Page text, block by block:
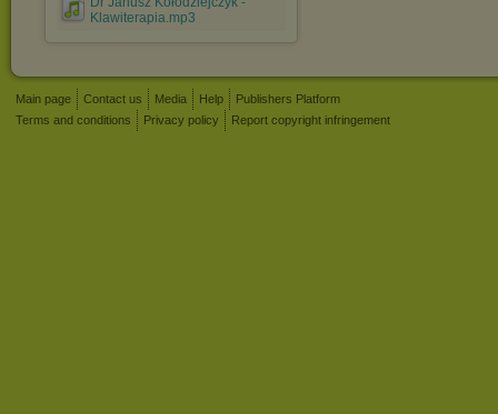
Klawiterapia.mp3
Main page Contact us Media Help
Publishers Platform
Terms and conditions
Privacy policy Report copyright infringement